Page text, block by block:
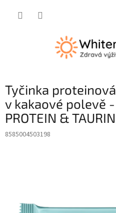
Tyčinka
v kakaové polevě
PROTEIN &
8585004503198